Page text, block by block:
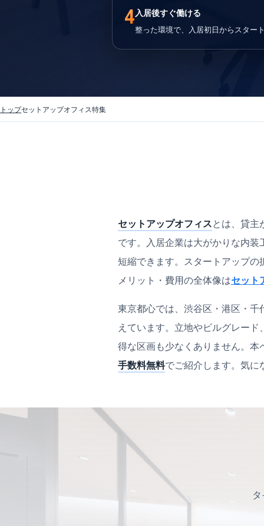
4入居後すぐ働ける
整った環境で、入居初日からスター
トップセットアップオフィス特集
セットアップオフィスとは、貸主
です。入居企業は大がかりな内
短縮できます。スタートアップ
メリット・費用の全体像はセット
東京都心では、渋谷区・港区・
えています。立地やビルグレー
得な区画も少なくありません。
手数料無料でご紹介します。気に